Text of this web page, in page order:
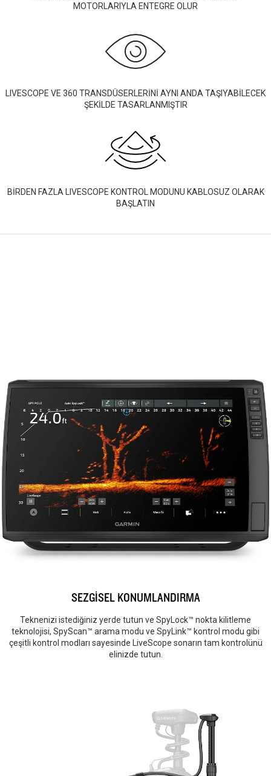
MOTORLARIYLA ENTEGRE OLUR
LIVESCOPE VE 360 TRANSDÜSERLERİNİ AYNI ANDA TAŞIYABİLECEK
ŞEKİLDE TASARLANMIŞTIR
BİRDEN FAZLA LIVESCOPE KONTROL MODUNU KABLOSUZ OLARAK
BAŞLATIN
SEZGİSEL KONUMLANDIRMA
Teknenizi istediğiniz yerde tutun ve SpyLock™ nokta kilitleme
teknolojisi, SpyScan™ arama modu ve SpyLink™ kontrol modu gibi
çeşitli kontrol modları sayesinde LiveScope sonarın tam kontrolünü
elinizde tutun.